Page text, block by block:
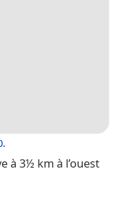
.
à 3½ km à l’ouest